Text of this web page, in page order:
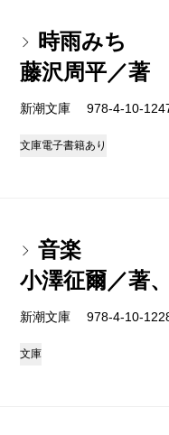
時雨みち
藤沢周平／著
新潮文庫 978-4-10-
文庫電子書籍あり
音楽
小澤征爾／著
新潮文庫 978-4-10-
文庫